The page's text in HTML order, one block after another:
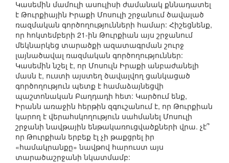
Կասեմին մամուլի ասուլիսի ժամանակ քննադատել
է Թուրքիային Իրաքի Մոսուլի շրջանում ծավալած
ռազմական գործողությունների համար: Հիշեցնենք,
որ հոկտեմբերի 21-ին Թուրքիան այս շրջանում
մեկնարկեց տարածքի ազատագրման շուրջ
լայնածավալ ռազմական գործողություններ:
Կասեմին նշել է, որ Մոսուլն Իրաքի անբաժանելի
մասն է, ուստի այստեղ ծավալվող ցանկացած
գործողություն պետք է համաձայնեցվի
պաշտոնական Բաղդադի հետ: Կարծում ենք,
Իրանն առաջին հերթին զգուշանում է, որ Թուրքիան
կարող է վերահսկողություն սահմանել Մոսուլի
շրջանի նավթային ենթակառուցվածքների վրա. չէ՞
որ Թուրքիան երբեք էլ չի թաքցրել իր
«համակրանքը» նավթով հարուստ այս
տարածաշրջանի նկատմամբ: